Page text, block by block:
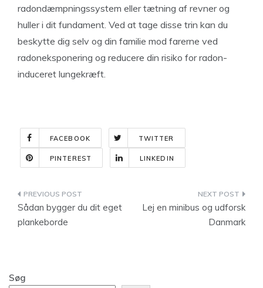
radondæmpningssystem eller tætning af revner og
huller i dit fundament. Ved at tage disse trin kan du
beskytte dig selv og din familie mod farerne ved
radoneksponering og reducere din risiko for radon-
induceret lungekræft.
FACEBOOK TWITTER
PINTEREST LINKEDIN
Indlægsnavigation
Sådan bygger du dit eget
plankeborde
Lej en minibus og udforsk
Danmark
Søg